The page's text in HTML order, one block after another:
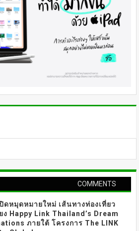
COMMENTS
ดหมุดหมายใหม่ เส้นทางท่องเที่ยว
ง Happy Link Thailand’s Dream
ภายใต้ โครงการ The LINK